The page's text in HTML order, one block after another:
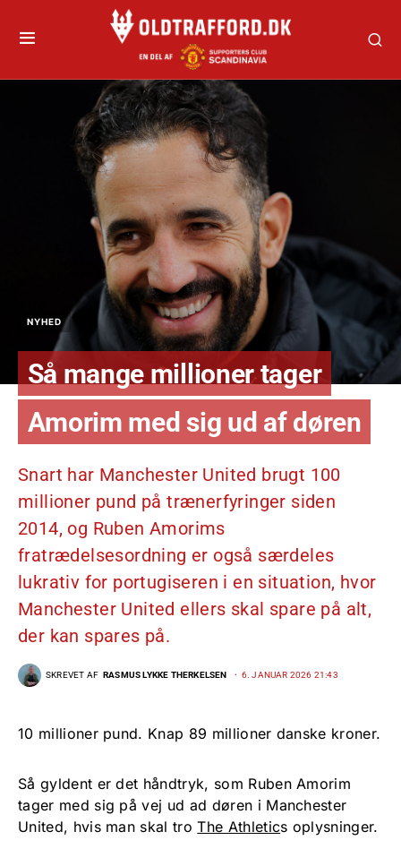
NYHED
Så mange millioner tager
Amorim med sig ud af døren
Snart har Manchester United brugt 100
millioner pund på trænerfyringer siden
2014, og Ruben Amorims
fratrædelsesordning er også særdeles
lukrativ for portugiseren i en situation, hvor
Manchester United ellers skal spare på alt,
der kan spares på.
SKREVET AF RASMUS LYKKE THERKELSEN 6. JANUAR 2026 21:43
10 millioner pund. Knap 89 millioner danske kroner.
Så gyldent er det håndtryk, som Ruben Amorim
tager med sig på vej ud ad døren i Manchester
United, hvis man skal troThe Athletics oplysninger.